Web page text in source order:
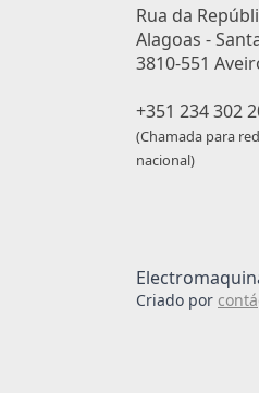
Rua da
Alagoas -
3810-551
+351 234 302
(Chamada para
nacional)
Criado por